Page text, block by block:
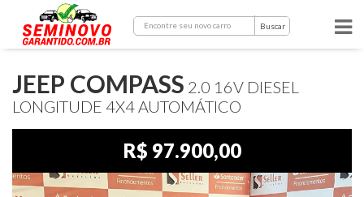
Buscar
JEEP COMPASS 2.0 16V DIESEL
LONGITUDE 4X4 AUTOMÁTICO
R$ 97.900,00